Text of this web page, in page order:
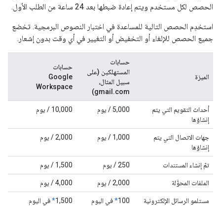
الحصص لكل مستخدم ويتم إعادة ضبطها بعد 24 ساعة من الطلب الأول.
استخدِم الحصص التالية للمساعدة في اختبار النصوص البرمجية. تخضع
جميع الحصص للإلغاء أو التخفيض أو التغيير في أي وقت بدون إشعار.
الميزة
حسابات
المستهلكين (على
سبيل المثال،
gmail.com)
حسابات
Google
Workspace
أحداث التقويم التي يتم
إنشاؤها
‫5,000 / يوم ‫10,000 / يوم
جهات الاتصال التي يتم
إنشاؤها
‫1,000 / يوم ‫2,000 / يوم
تمّ إنشاء المستندات ‫250 / يوم ‫1,500 / يوم
الملفات المحوَّلة ‫2,000 / يوم ‫4,000 / يوم
مستلمو الرسائل الإلكترونية
‫100
*في اليوم ‫1,500
*في اليوم